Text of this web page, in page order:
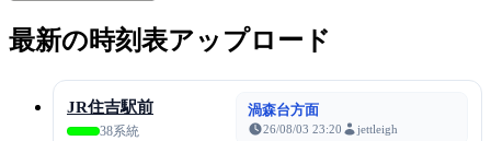
最新の時刻表アップロード
JR住吉駅前
38系統
渦森台方面
26/08/03 23:20 jettleigh